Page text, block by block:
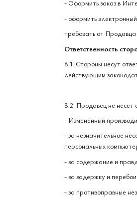
- Оформить заказ в
- оформить
требовать от
Ответственность
8.1. Стороны несут
действующим
8.2. Продавец не несет
- Измененный
- за незначительное
персональных
- за содержание и
- за задержку и
- за противоправные